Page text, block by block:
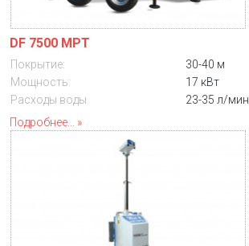
DF 7500 MPT
Покрытие:
30-40 м
Мощность:
17 кВт
Расходы воды
23-35 л/мин
Подробнее...